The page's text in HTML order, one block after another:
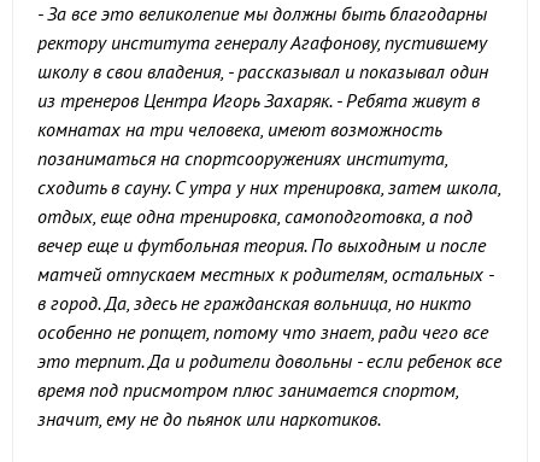
- За все это великолепие мы должны быть благодарны
ректору института генералу Агафонову, пустившему
школу в свои владения, - рассказывал и показывал один
из тренеров Центра Игорь Захаряк. - Ребята живут в
комнатах на три человека, имеют возможность
позаниматься на спортсооружениях института,
сходить в сауну. С утра у них тренировка, затем школа,
отдых, еще одна тренировка, самоподготовка, а под
вечер еще и футбольная теория. По выходным и после
матчей отпускаем местных к родителям, остальных -
в город. Да, здесь не гражданская вольница, но никто
особенно не ропщет, потому что знает, ради чего все
это терпит. Да и родители довольны - если ребенок все
время под присмотром плюс занимается спортом,
значит, ему не до пьянок или наркотиков.